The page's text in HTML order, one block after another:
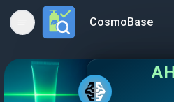
Open main menuCosmoBase